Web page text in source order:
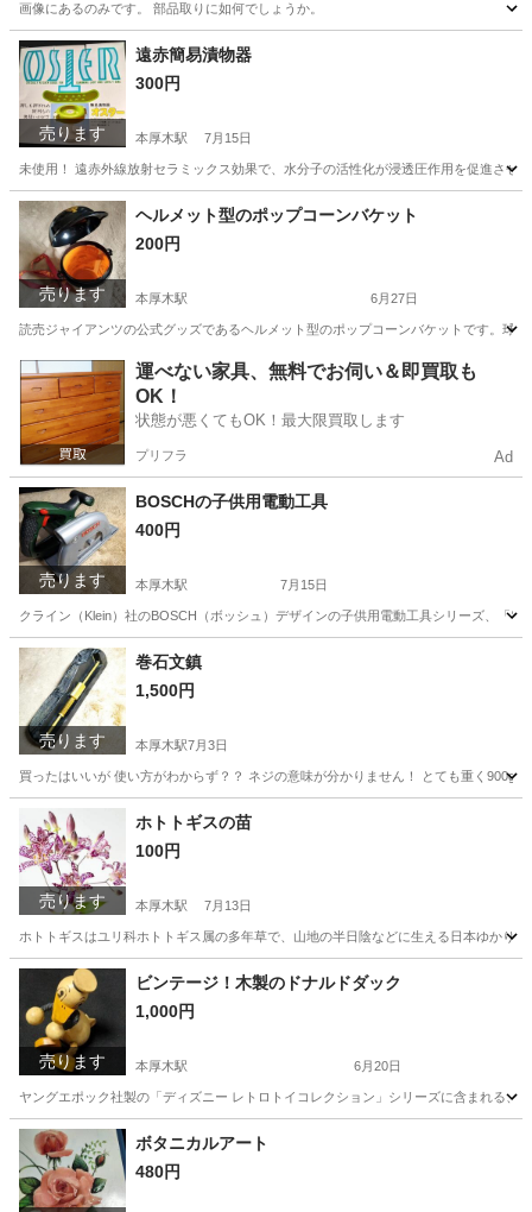
画像にあるのみです。 部品取りに如何でしょうか。
神奈川 厚木市 本厚木駅 カーナビ、テレビ
売ります
遠赤簡易漬物器
300円
本厚木駅 7月15日
未使用！ 遠赤外線放射セラミックス効果で、水分子の活性化が浸透圧作用を促進さ
神奈川 厚木市 本厚木駅 調理器具
売ります
ヘルメット型のポップコーンバケット
200円
本厚木駅 6月27日
読売ジャイアンツの公式グッズであるヘルメット型のポップコーンバケットです。球
神奈川 厚木市 本厚木駅 その他
運べない家具、無料でお伺い＆即買取も
OK！
状態が悪くてもOK！最大限買取します
プリフラ Ad
売ります
BOSCHの子供用電動工具
400円
本厚木駅 7月15日
クライン（Klein）社のBOSCH（ボッシュ）デザインの子供用電動工具シリーズ、「
神奈川 厚木市 本厚木駅
売ります
巻石文鎮
1,500円
本厚木駅7月3日
買ったはいいが 使い方がわからず？？ ネジの意味が分かりません！ とても重く900g
神奈川 厚木市 本厚木駅 その他
売ります
ホトトギスの苗
100円
本厚木駅 7月13日
ホトトギスはユリ科ホトトギス属の多年草で、山地の半日陰などに生える日本ゆか
神奈川 厚木市 本厚木駅 家庭用品 ホトトギス
売ります
ビンテージ！木製のドナルドダック
1,000円
本厚木駅 6月20日
ヤングエポック社製の「ディズニー レトロトイコレクション」シリーズに含まれる
神奈川 厚木市 本厚木駅 おもちゃ
ボタニカルアート
480円